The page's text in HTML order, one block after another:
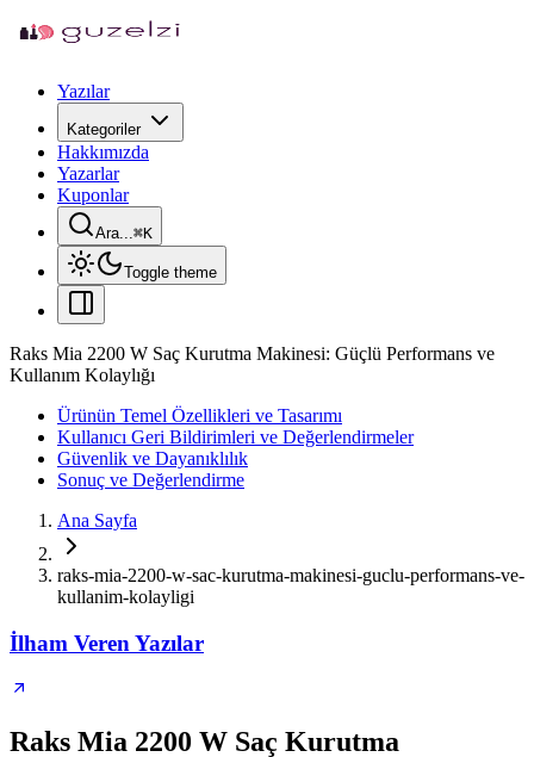
Yazılar
Kategoriler
Hakkımızda
Yazarlar
Kuponlar
Ara...⌘K
Toggle theme
Raks Mia 2200 W Saç Kurutma Makinesi: Güçlü Performans ve
Kullanım Kolaylığı
Ürünün Temel Özellikleri ve Tasarımı
Kullanıcı Geri Bildirimleri ve Değerlendirmeler
Güvenlik ve Dayanıklılık
Sonuç ve Değerlendirme
Ana Sayfa
raks-mia-2200-w-sac-kurutma-makinesi-guclu-performans-ve-
kullanim-kolayligi
İlham Veren Yazılar
Raks Mia 2200 W Saç Kurutma